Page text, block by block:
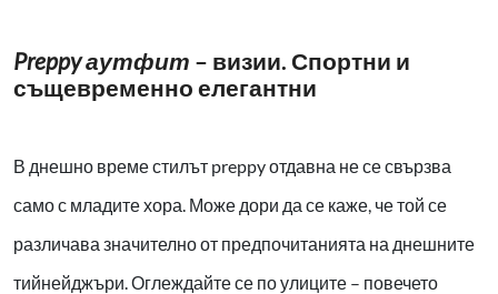
Preppy аутфит – визии. Спортни и
същевременно елегантни
В днешно време стилът preppy отдавна не се свързва
само с младите хора. Може дори да се каже, че той се
различава значително от предпочитанията на днешните
тийнейджъри. Оглеждайте се по улиците – повечето